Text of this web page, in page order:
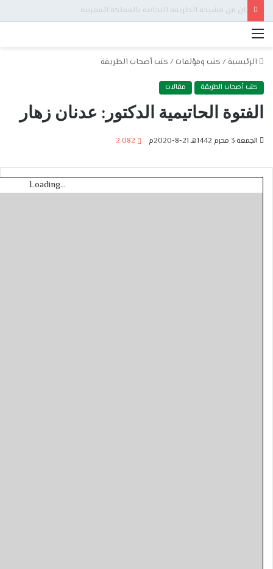
بيان من مشيخة الطريقة التجانية بالمملكة المغربية
الرئيسية / كتب ومؤلفات / كتب أصحاب الطريقة
كتب أصحاب الطريقة مقالات
الفتوة الحاتيمية الدكتور: عدنان زهار
الجمعة 3 محرم 1442هـ 21-8-2020م 2٬082
Loading...